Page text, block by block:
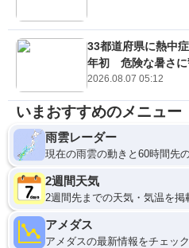
33都道府県に熱中
年初 危険な暑さに
2026.08.07 05:12
いまおすすめのメニュー
雨雲レーダー
現在の雨雲の動きと60時間先
2週間天気
2週間先までの天気・気温を掲
アメダス
アメダスの最新情報をチェック